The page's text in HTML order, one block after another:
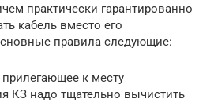
практически гарантированно
кабель вместо его
правила следующие:
к месту
КЗ надо тщательно вычистить